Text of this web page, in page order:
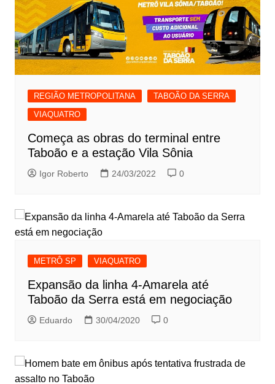
REGIÃO METROPOLITANA
TABOÃO DA SERRA
VIAQUATRO
Começa as obras do terminal entre
Taboão e a estação Vila Sônia
Igor Roberto 24/03/2022 0
METRÔ SP VIAQUATRO
Expansão da linha 4-Amarela até
Taboão da Serra está em negociação
Eduardo 30/04/2020 0